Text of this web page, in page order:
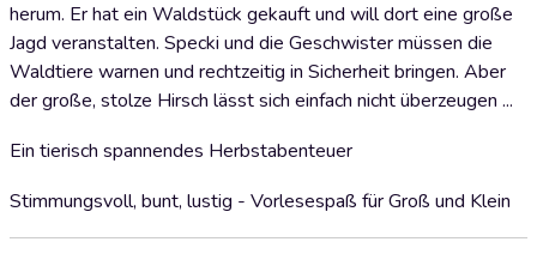
herum. Er hat ein Waldstück gekauft und will dort eine große
Jagd veranstalten. Specki und die Geschwister müssen die
Waldtiere warnen und rechtzeitig in Sicherheit bringen. Aber
der große, stolze Hirsch lässt sich einfach nicht überzeugen ...
Ein tierisch spannendes Herbstabenteuer
Stimmungsvoll, bunt, lustig - Vorlesespaß für Groß und Klein